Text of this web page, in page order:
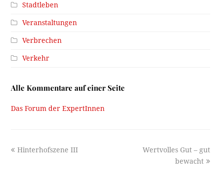
Stadtleben
Veranstaltungen
Verbrechen
Verkehr
Alle Kommentare auf einer Seite
Das Forum der ExpertInnen
previous
Hinterhofszene III
next
Wertvolles Gut – gut
bewacht